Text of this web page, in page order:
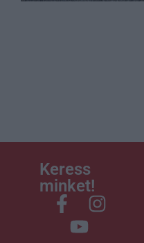
Keress
minket!